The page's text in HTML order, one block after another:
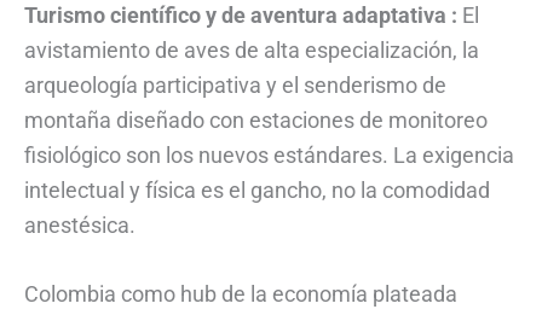
Turismo científico y de aventura adaptativa : El
avistamiento de aves de alta especialización, la
arqueología participativa y el senderismo de
montaña diseñado con estaciones de monitoreo
fisiológico son los nuevos estándares. La exigencia
intelectual y física es el gancho, no la comodidad
anestésica.
Colombia como hub de la economía plateada